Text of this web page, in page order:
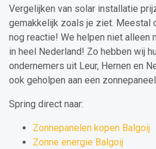
Vergelijken van solar installatie
gemakkelijk zoals je ziet. Meestal
nog reactie! We helpen niet alleen
in heel Nederland! Zo hebben wij
ondernemers uit Leur, Hernen en
ook geholpen aan een
Spring direct naar:
Zonnepanelen kopen Balgoij
Zonne energie Balgoij